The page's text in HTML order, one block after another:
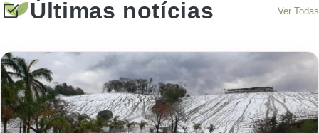
Últimas notícias Ver Todas